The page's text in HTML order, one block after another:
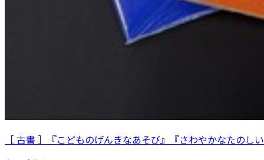
［ 古書 ］『こどものげんきなあそび』『さわやかなたの